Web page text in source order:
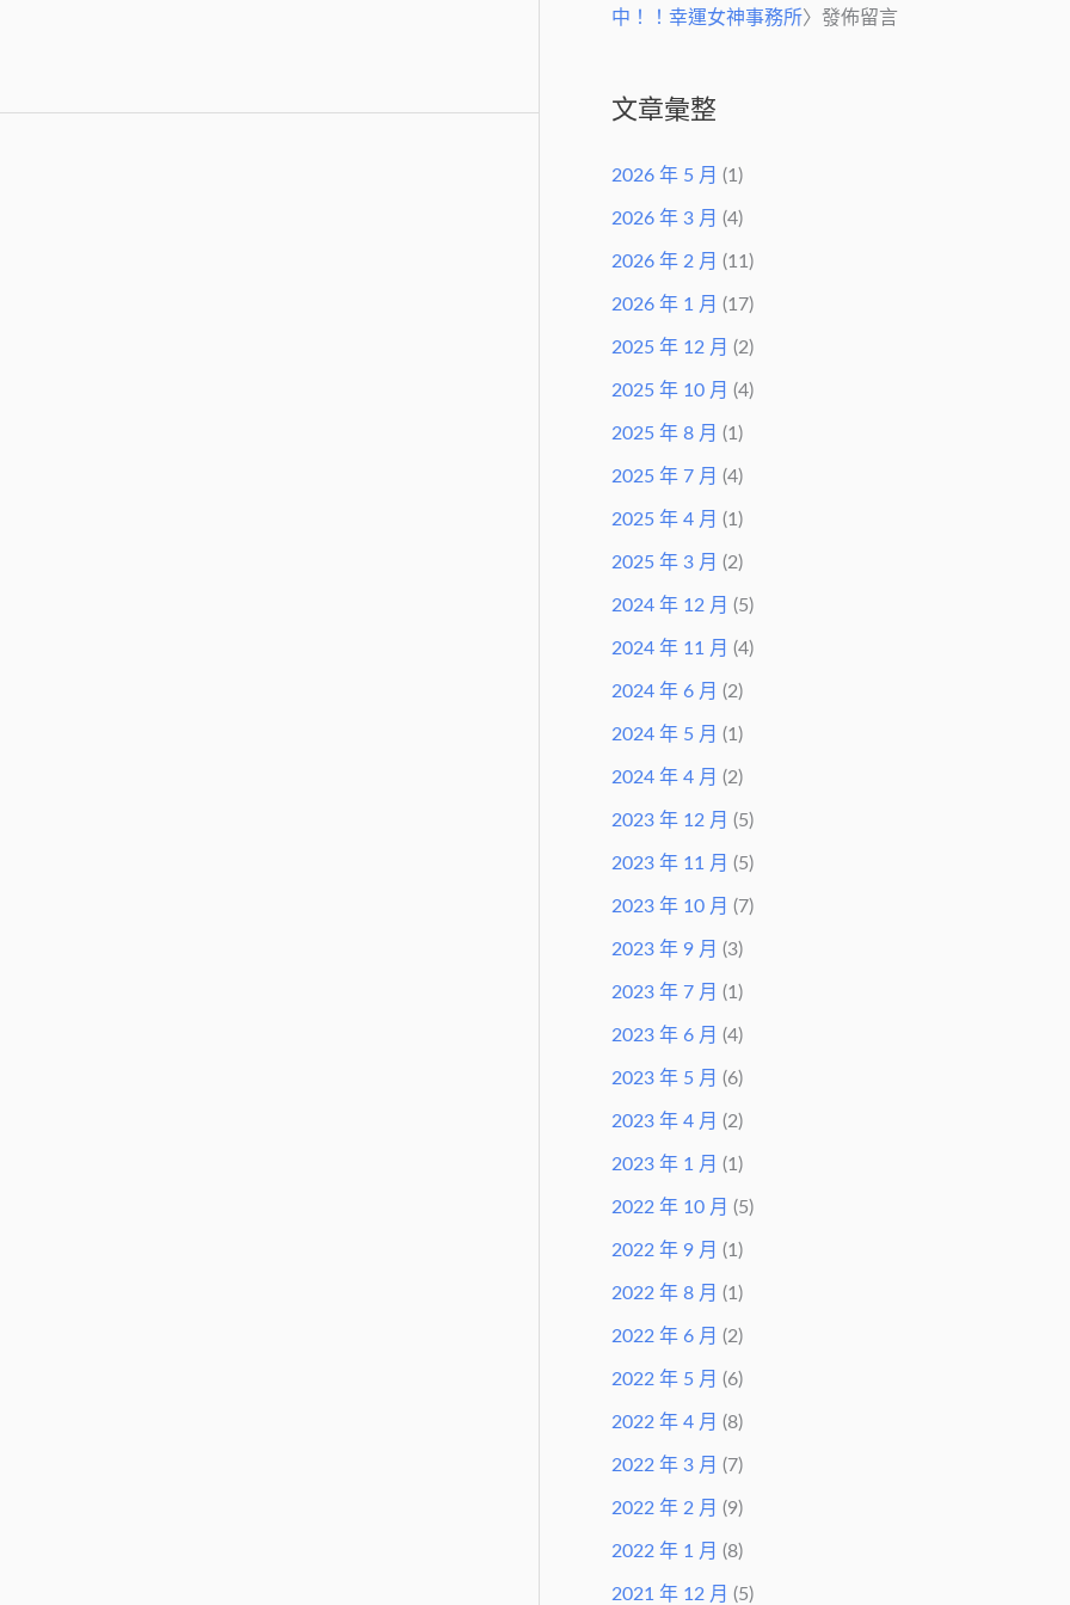
中！！幸運女神事務所〉發佈留言
文章彙整
2026 年 5 月 (1)
2026 年 3 月 (4)
2026 年 2 月 (11)
2026 年 1 月 (17)
2025 年 12 月 (2)
2025 年 10 月 (4)
2025 年 8 月 (1)
2025 年 7 月 (4)
2025 年 4 月 (1)
2025 年 3 月 (2)
2024 年 12 月 (5)
2024 年 11 月 (4)
2024 年 6 月 (2)
2024 年 5 月 (1)
2024 年 4 月 (2)
2023 年 12 月 (5)
2023 年 11 月 (5)
2023 年 10 月 (7)
2023 年 9 月 (3)
2023 年 7 月 (1)
2023 年 6 月 (4)
2023 年 5 月 (6)
2023 年 4 月 (2)
2023 年 1 月 (1)
2022 年 10 月 (5)
2022 年 9 月 (1)
2022 年 8 月 (1)
2022 年 6 月 (2)
2022 年 5 月 (6)
2022 年 4 月 (8)
2022 年 3 月 (7)
2022 年 2 月 (9)
2022 年 1 月 (8)
2021 年 12 月 (5)